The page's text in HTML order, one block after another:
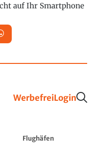
auf Ihr Smartphone
WerbefreiLogin
Flughäfen